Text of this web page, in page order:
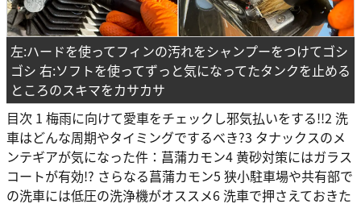
左:ハードを使ってフィンの汚れをシャンプーをつけてゴシ
ゴシ 右:ソフトを使ってずっと気になってたタンクを止める
ところのスキマをカサカサ
目次 1 梅雨に向けて愛車をチェックし邪気払いをする!!2 洗
車はどんな周期やタイミングでするべき?3 タナックスのメ
ンテギアが気になった件：菖蒲カモン4 黄砂対策にはガラス
コートが有効!? さらなる菖蒲カモン5 狭小駐車場や共有部で
の洗車には低圧の洗浄機がオススメ6 洗車で押さえておきた